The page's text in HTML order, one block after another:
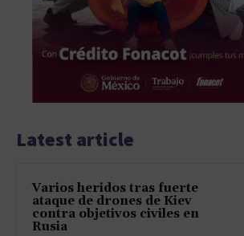
Latest article
Varios heridos tras fuerte
ataque de drones de Kiev
contra objetivos civiles en
Rusia